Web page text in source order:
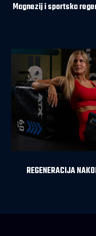
Magnezij i sportska
REGENERACIJA